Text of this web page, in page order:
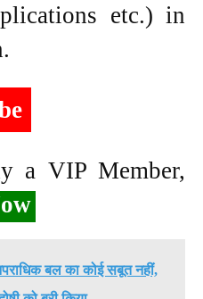
etc.) in
a VIP Member,
बल का कोई सबूत नहीं,